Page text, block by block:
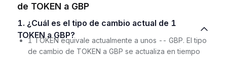
de TOKEN a GBP
1. ¿Cuál es el tipo de cambio actual de 1
TOKEN a GBP?
1 TOKEN equivale actualmente a unos -- GBP. El tipo
de cambio de TOKEN a GBP se actualiza en tiempo